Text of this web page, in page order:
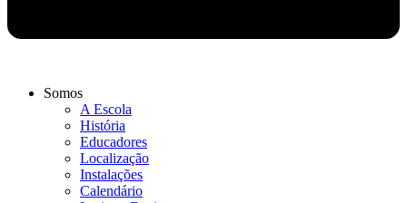
Somos
A Escola
História
Educadores
Localização
Instalações
Calendário